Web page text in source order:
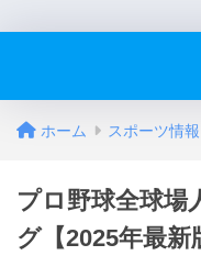
ホーム スポーツ情報
プロ野球全球場
グ【2025年最新